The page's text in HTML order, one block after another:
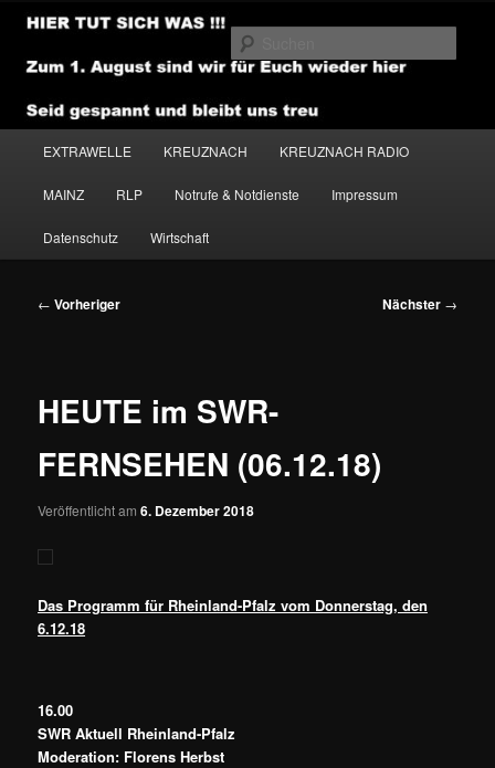
Zum
primären
Inhalt
NEWSHOUSE.MEDIA
EXTRAWELLE KREUZNACH KREUZNACH RADIO
MAINZ RLP Notrufe & Notdienste Impressum
Datenschutz Wirtschaft
Beitragsnavigation
← Vorheriger Nächster →
HEUTE im SWR-
FERNSEHEN (06.12.18)
Veröffentlicht am6. Dezember 2018
Das Programm für Rheinland-Pfalz vom Donnerstag, den
6.12.18
16.00
SWR Aktuell Rheinland-Pfalz
Moderation: Florens Herbst